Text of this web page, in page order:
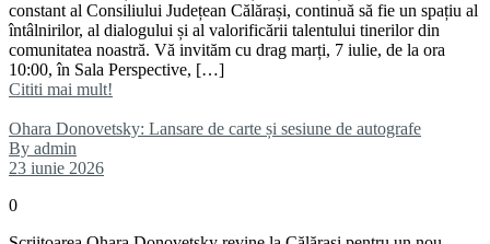
constant al Consiliului Județean Călărași, continuă să fie un spațiu al
întâlnirilor, al dialogului și al valorificării talentului tinerilor din
comunitatea noastră. Vă invităm cu drag marți, 7 iulie, de la ora
10:00, în Sala Perspective, […]
Cititi mai mult!
Ohara Donovetsky: Lansare de carte și sesiune de autografe
By admin
23 iunie 2026
0